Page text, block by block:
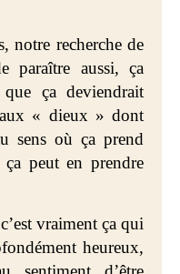
notre recherche de
paraître aussi, ça
ça deviendrait
« dieux » dont
sens où ça prend
peut en prendre
vraiment ça qui
heureux,